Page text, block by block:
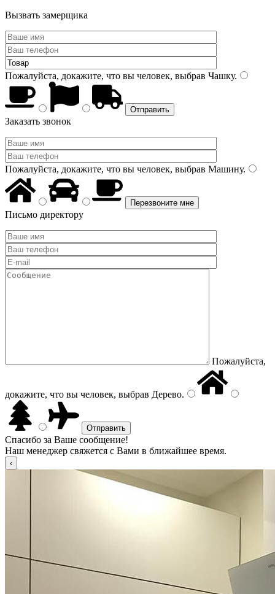
Вызвать замерщика
Пожалуйста, докажите, что вы человек, выбрав Чашку.
Заказать звонок
Пожалуйста, докажите, что вы человек, выбрав Машину.
Письмо директору
Пожалуйста,
докажите, что вы человек, выбрав Дерево.
Спасибо за Ваше сообщение!
Наш менеджер свяжется с Вами в ближайшее время.